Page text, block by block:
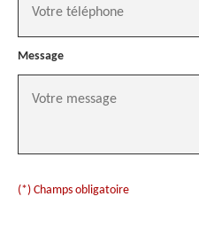
Message
(*) Champs obligatoire